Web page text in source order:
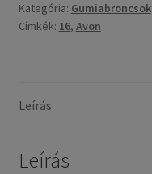
Kategória: Gumiabroncsok
Címkék: 16, Avon
Leírás
Leírás